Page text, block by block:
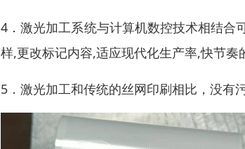
4．激光加工系统与计算机数控技术相结合
样,更改标记内容,适应现代化生产率,快节奏
5．激光加工和传统的丝网印刷相比，没有